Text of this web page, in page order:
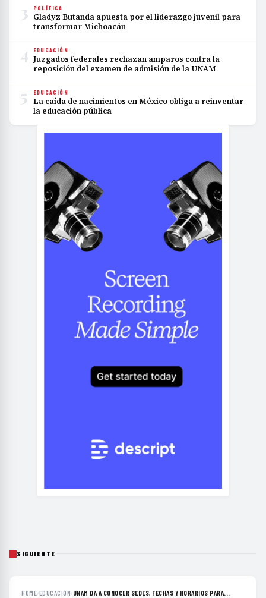
3 POLÍTICA
Gladyz Butanda apuesta por el liderazgo juvenil para
transformar Michoacán
4 EDUCACIÓN
Juzgados federales rechazan amparos contra la
reposición del examen de admisión de la UNAM
5 EDUCACIÓN
La caída de nacimientos en México obliga a reinventar
la educación pública
SIGUIENTE
HOME›EDUCACIÓN› UNAM DA A CONOCER SEDES, FECHAS Y HORARIOS PARA...